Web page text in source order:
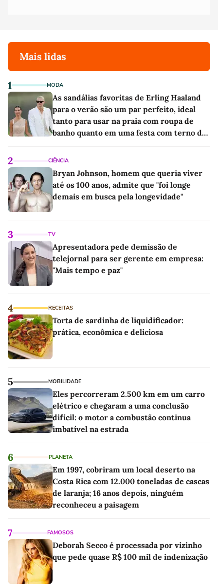
Mais lidas
1 MODA
As sandálias favoritas de Erling Haaland
para o verão são um par perfeito, ideal
tanto para usar na praia com roupa de
banho quanto em uma festa com terno de
2 CIÊNCIA
Bryan Johnson, homem que queria viver
até os 100 anos, admite que "foi longe
demais em busca pela longevidade"
3 TV
Apresentadora pede demissão de
telejornal para ser gerente em empresa:
"Mais tempo e paz"
4 RECEITAS
Torta de sardinha de liquidificador:
prática, econômica e deliciosa
5 MOBILIDADE
Eles percorreram 2.500 km em um carro
elétrico e chegaram a uma conclusão
difícil: o motor a combustão continua
imbatível na estrada
6 PLANETA
Em 1997, cobriram um local deserto na
Costa Rica com 12.000 toneladas de cascas
de laranja; 16 anos depois, ninguém
reconheceu a paisagem
7 FAMOSOS
Deborah Secco é processada por vizinho
que pede quase R$ 100 mil de indenização